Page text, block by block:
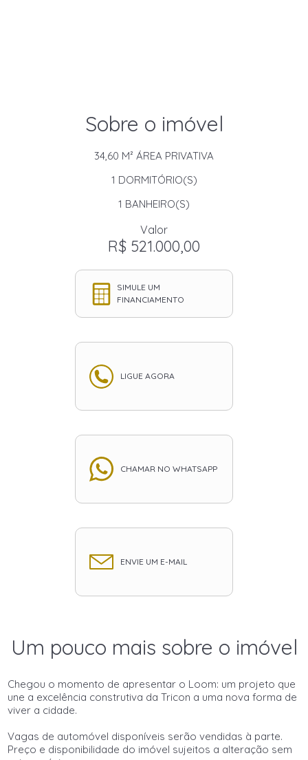
Sobre o imóvel
34,60 M² ÁREA PRIVATIVA
1 DORMITÓRIO(S)
1 BANHEIRO(S)
Valor
R$ 521.000,00
SIMULE UM
FINANCIAMENTO
LIGUE AGORA
CHAMAR NO WHATSAPP
ENVIE UM E-MAIL
Um pouco mais sobre o imóvel
Chegou o momento de apresentar o Loom: um projeto que
une a excelência construtiva da Tricon a uma nova forma de
viver a cidade.
Vagas de automóvel disponíveis serão vendidas à parte.
Preço e disponibilidade do imóvel sujeitos a alteração sem